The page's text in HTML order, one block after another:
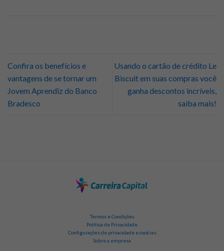
Confira os benefícios e
vantagens de se tornar um
Jovem Aprendiz do Banco
Bradesco
Usando o cartão de crédito Le
Biscuit em suas compras você
ganha descontos incríveis,
saiba mais!
Termos e Condições
Política de Privacidade
Configurações de privacidade e cookies
Sobre a empresa